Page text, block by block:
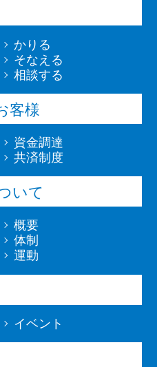
かりる
そなえる
相談する
客様
資金調達
共済制度
いて
概要
体制
運動
イベント